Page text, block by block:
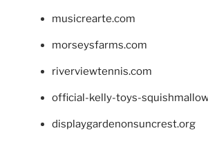
musicrearte.com
morseysfarms.com
riverviewtennis.com
official-kelly-toys-
displaygardenonsuncrest.org